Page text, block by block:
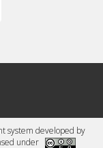
system developed by
under